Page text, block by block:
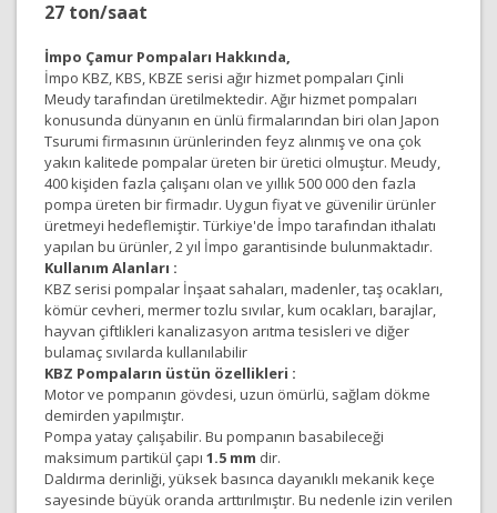
27 ton/saat
İmpo Çamur Pompaları Hakkında,
İmpo KBZ, KBS, KBZE serisi ağır hizmet pompaları Çinli
Meudy tarafından üretilmektedir. Ağır hizmet pompaları
konusunda dünyanın en ünlü firmalarından biri olan Japon
Tsurumi firmasının ürünlerinden feyz alınmış ve ona çok
yakın kalitede pompalar üreten bir üretici olmuştur. Meudy,
400 kişiden fazla çalışanı olan ve yıllık 500 000 den fazla
pompa üreten bir firmadır. Uygun fiyat ve güvenilir ürünler
üretmeyi hedeflemiştir. Türkiye'de İmpo tarafından ithalatı
yapılan bu ürünler, 2 yıl İmpo garantisinde bulunmaktadır.
Kullanım Alanları :
KBZ serisi pompalar İnşaat sahaları, madenler, taş ocakları,
kömür cevheri, mermer tozlu sıvılar, kum ocakları, barajlar,
hayvan çiftlikleri kanalizasyon arıtma tesisleri ve diğer
bulamaç sıvılarda kullanılabilir
KBZ Pompaların üstün özellikleri :
Motor ve pompanın gövdesi, uzun ömürlü, sağlam dökme
demirden yapılmıştır.
Pompa yatay çalışabilir. Bu pompanın basabileceği
maksimum partikül çapı 1.5 mm dir.
Daldırma derinliği, yüksek basınca dayanıklı mekanik keçe
sayesinde büyük oranda arttırılmıştır. Bu nedenle izin verilen